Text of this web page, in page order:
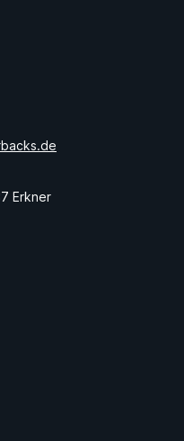
Erkner